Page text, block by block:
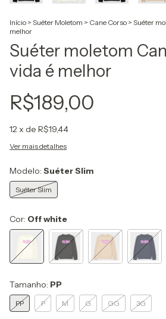
Início > Suéter Moletom > Cane Corso > Suéter
melhor
Suéter moletom
vida é melhor
R$189,00
12x de R$19,44
Ver mais detalhes
Modelo: Suéter Slim
Suéter Slim
Cor: Off white
Tamanho: PP
PP P M G GG 3G